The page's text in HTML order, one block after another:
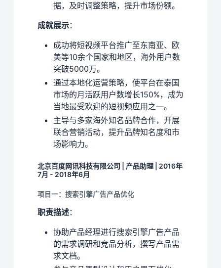
据，及时调整策略，提升市场份额。
成就展示：
成功将短视频平台推广至东南亚、欧
美等10余个国家和地区，海外用户数
突破5000万。
通过本地化运营策略，使平台在泰国
市场的月活跃用户数增长150%，成为
当地最受欢迎的短视频应用之一。
主导与多家海外知名品牌合作，开展
联合营销活动，提升品牌知名度和市
场影响力。
北京百度网讯科技有限公司 | 产品助理 | 2016年
7月 - 2018年6月
项目一：搜索引擎广告产品优化
职责描述：
协助产品经理进行搜索引擎广告产品
的需求调研和竞品分析，撰写产品需
求文档。